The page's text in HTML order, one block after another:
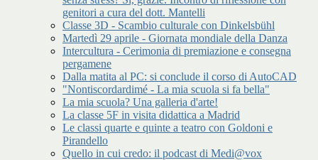
genitori a cura del dott. Mantelli
Classe 3D - Scambio culturale con Dinkelsbühl
Martedì 29 aprile - Giornata mondiale della Danza
Intercultura - Cerimonia di premiazione e consegna
pergamene
Dalla matita al PC: si conclude il corso di AutoCAD
"Nontiscordardimé - La mia scuola si fa bella"
La mia scuola? Una galleria d'arte!
La classe 5F in visita didattica a Madrid
Le classi quarte e quinte a teatro con Goldoni e
Pirandello
Quello in cui credo: il podcast di Medi@vox